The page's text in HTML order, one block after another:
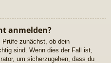
anmelden?
Prüfe zunächst, ob dein
sind. Wenn dies der Fall ist,
um sicherzugehen, dass du